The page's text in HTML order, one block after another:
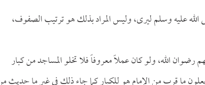
الله عليه وسلم ليرى، وليس المراد بذلك هو ترتيب الصفوف،
الله، ولو كان عملاً معروفاً فلا تخلو المساجد من كبار